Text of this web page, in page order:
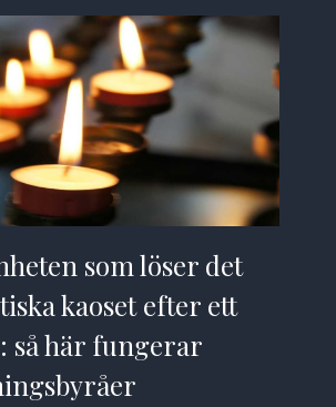
som löser det
kaoset efter ett
så här fungerar